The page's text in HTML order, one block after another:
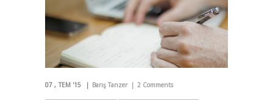
07 TEM '15 Barış Tanzer 2 Comments